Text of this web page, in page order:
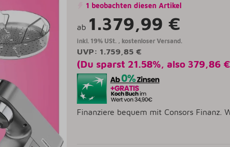
1 beobachten diesen Artikel
ab 1.379,99 €
inkl. 19% USt. , kostenloser Versand.
UVP: 1.759,85 €
(Du sparst 21.58% , also 379,86 €
Finanziere bequem mit Consors Finanz.